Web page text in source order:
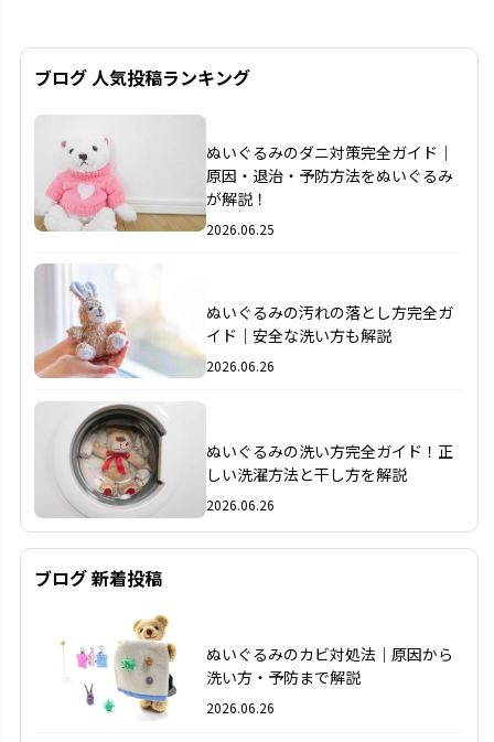
ブログ 人気投稿ランキング
ぬいぐるみのダニ対策完全ガイド｜
原因・退治・予防方法をぬいぐるみ
が解説！
2026.06.25
ぬいぐるみの汚れの落とし方完全ガ
イド｜安全な洗い方も解説
2026.06.26
ぬいぐるみの洗い方完全ガイド！正
しい洗濯方法と干し方を解説
2026.06.26
ブログ 新着投稿
ぬいぐるみのカビ対処法｜原因から
洗い方・予防まで解説
2026.06.26